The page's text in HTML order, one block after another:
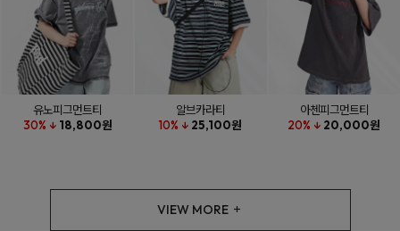
유노피그먼트티
30% ↓ 18,800원
알브카라티
10% ↓ 25,100원
아첸피그먼트티
20% ↓ 20,000원
VIEW MORE